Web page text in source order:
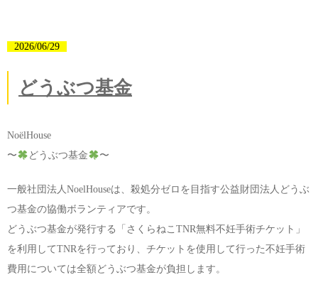
2026/06/29
どうぶつ基金
NoëlHouse
〜
どうぶつ基金 〜
一般社団法人NoelHouseは、殺処分ゼロを目指す公益財団法人どうぶ
つ基金の協働ボランティアです。
どうぶつ基金が発行する「さくらねこTNR無料不妊手術チケット」
を利用してTNRを行っており、チケットを使用して行った不妊手術
費用については全額どうぶつ基金が負担します。